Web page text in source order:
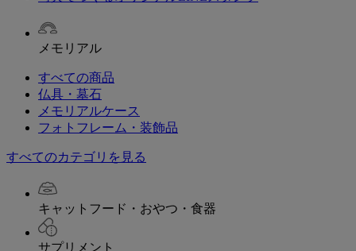
メモリアル
すべての商品
仏具・墓石
メモリアルケース
フォトフレーム・装飾品
すべてのカテゴリを見る
キャットフード・おやつ・食器
サプリメント